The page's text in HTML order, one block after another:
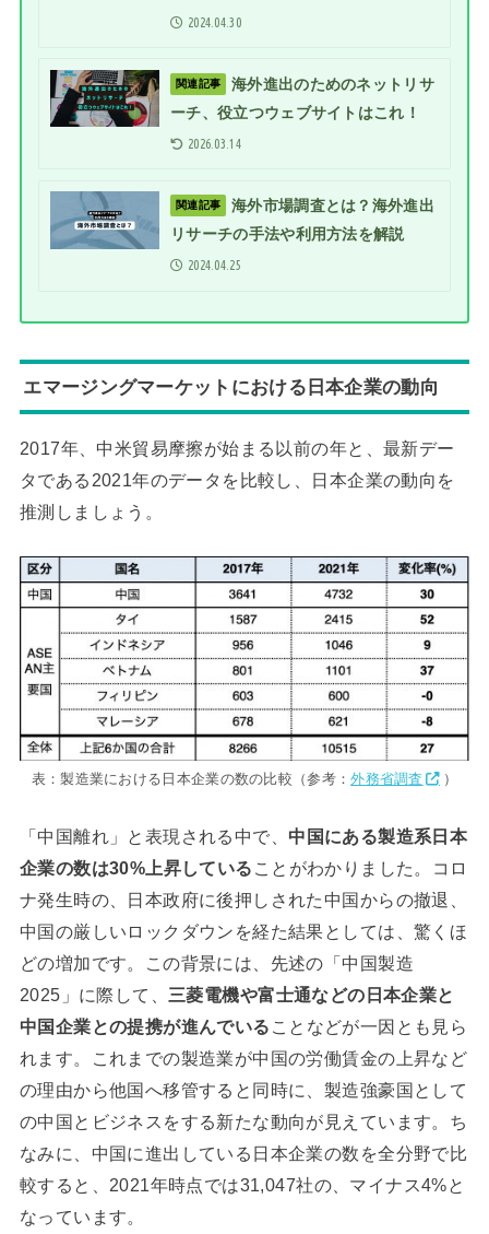
2024.04.30
関連記事
海外進出のためのネットリサ
ーチ、役立つウェブサイトはこれ！
2026.03.14
関連記事
海外市場調査とは？海外進出
リサーチの手法や利用方法を解説
2024.04.25
エマージングマーケットにおける日本企業の動向
2017年、中米貿易摩擦が始まる以前の年と、最新デー
タである2021年のデータを比較し、日本企業の動向を
推測しましょう。
表：製造業における日本企業の数の比較（参考：外務省調査 ）
「中国離れ」と表現される中で、 中国にある製造系日本
企業の数は30%上昇している ことがわかりました。コロ
ナ発生時の、日本政府に後押しされた中国からの撤退、
中国の厳しいロックダウンを経た結果としては、驚くほ
どの増加です。この背景には、先述の「中国製造
2025」に際して、 三菱電機や富士通などの日本企業と
中国企業との提携が進んでいる ことなどが一因とも見ら
れます。これまでの製造業が中国の労働賃金の上昇など
の理由から他国へ移管すると同時に、製造強豪国として
の中国とビジネスをする新たな動向が見えています。ち
なみに、中国に進出している日本企業の数を全分野で比
較すると、2021年時点では31,047社の、マイナス4%と
なっています。